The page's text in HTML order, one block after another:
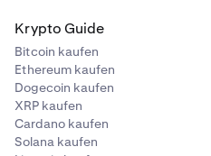
Krypto Guide
Bitcoin kaufen
Ethereum kaufen
Dogecoin kaufen
XRP kaufen
Cardano kaufen
Solana kaufen